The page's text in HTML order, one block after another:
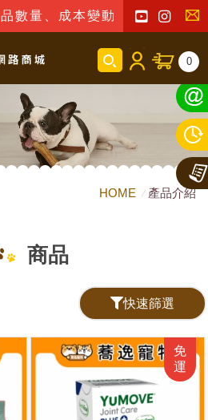
數量、成本變動之影響，我
聯
我
們
0
HOME 產品介紹
商品
快速篩選